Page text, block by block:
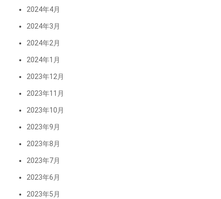
2024年4月
2024年3月
2024年2月
2024年1月
2023年12月
2023年11月
2023年10月
2023年9月
2023年8月
2023年7月
2023年6月
2023年5月